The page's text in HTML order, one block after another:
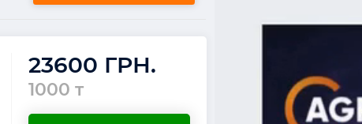
23600 ГРН.
1000 т